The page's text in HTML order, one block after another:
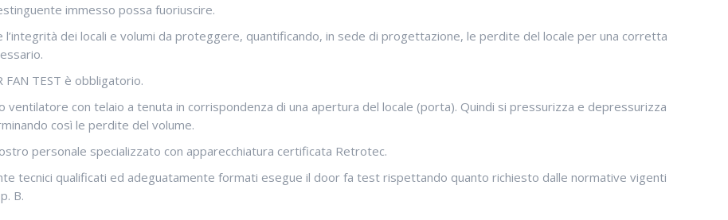
immesso possa fuoriuscire.
l’integrità dei locali e volumi da proteggere, quantificando, in sede di progettazione, le perdite del locale per una corretta
TEST è obbligatorio.
con telaio a tenuta in corrispondenza di una apertura del locale (porta). Quindi si pressurizza e depressurizza
così le perdite del volume.
personale specializzato con apparecchiatura certificata Retrotec.
tecnici qualificati ed adeguatamente formati esegue il door fa test rispettando quanto richiesto dalle normative vigenti
B.